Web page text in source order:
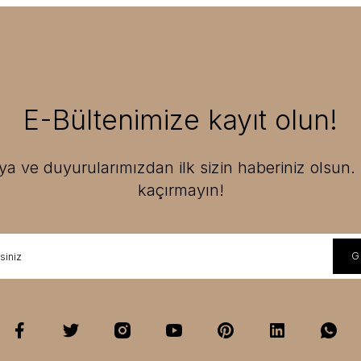
E-Bültenimize kayıt olun!
ve duyurularımızdan ilk sizin haberiniz olsun.
kaçırmayın!